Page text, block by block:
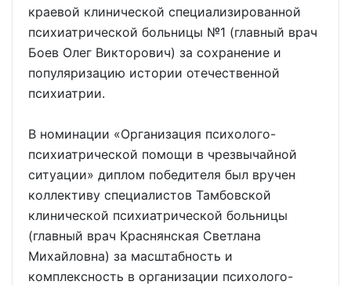
краевой клинической специализированной
психиатрической больницы №1 (главный врач
Боев Олег Викторович) за сохранение и
популяризацию истории отечественной
психиатрии.
В номинации «Организация психолого-
психиатрической помощи в чрезвычайной
ситуации» диплом победителя был вручен
коллективу специалистов Тамбовской
клинической психиатрической больницы
(главный врач Краснянская Светлана
Михайловна) за масштабность и
комплексность в организации психолого-